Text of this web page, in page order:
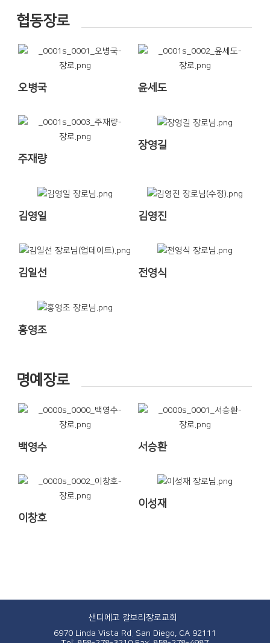
협동장로
오병국 윤세도
주재량
장영길
김영일 김영진
김일선 전영식
홍영조
명예장로
백영수 서승환
이창호
이성재
샌디에고 갈보리장로교회
6970 Linda Vista Rd. San Diego, CA 92111